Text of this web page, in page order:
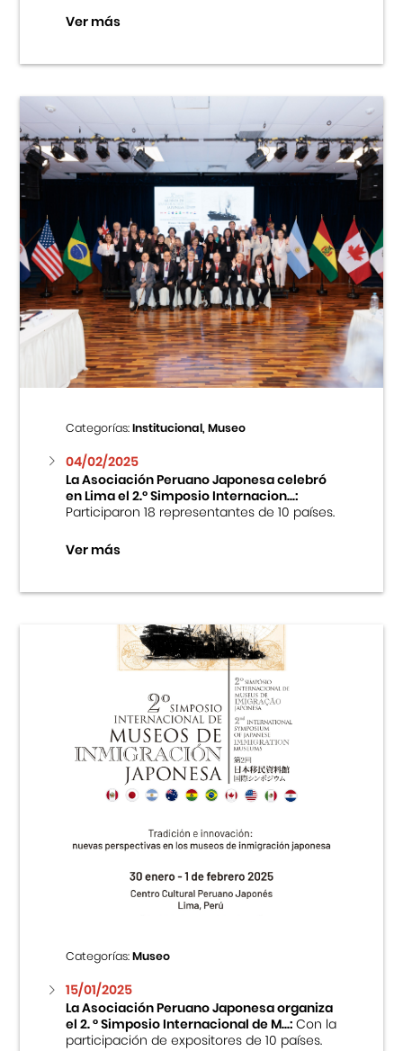
Ver más
Categorías:Institucional, Museo
04/02/2025
La Asociación Peruano Japonesa celebró
en Lima el 2.º Simposio Internacion...:
Participaron 18 representantes de 10 países.
Ver más
Categorías:Museo
15/01/2025
La Asociación Peruano Japonesa organiza
el 2. ° Simposio Internacional de M...:Con la
participación de expositores de 10 países.